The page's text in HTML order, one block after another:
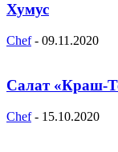
Хумус
Chef - 09.11.2020
Салат «Краш-
Chef - 15.10.2020